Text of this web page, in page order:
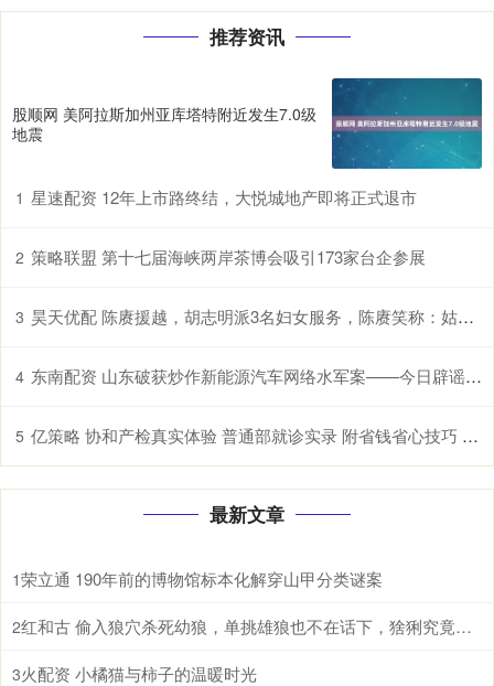
推荐资讯
股顺网 美阿拉斯加州亚库塔特附近发生7.0级
地震
1 星速配资 12年上市路终结，大悦城地产即将正式退市
2 策略联盟 第十七届海峡两岸茶博会吸引173家台企参展
3 昊天优配 陈赓援越，胡志明派3名妇女服务，陈赓笑称：姑娘，小姐，大嫂
4 东南配资 山东破获炒作新能源汽车网络水军案——今日辟谣（2025年12月18日）
5 亿策略 协和产检真实体验 普通部就诊实录 附省钱省心技巧 别白跑！协和产检必带资料 + 就诊流程 新手孕妈照做就行
最新文章
1荣立通 190年前的博物馆标本化解穿山甲分类谜案
2 红和古 偷入狼穴杀死幼狼，单挑雄狼也不在话下，猞猁究竟有多恐怖?
3火配资 小橘猫与柿子的温暖时光